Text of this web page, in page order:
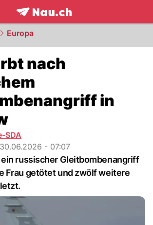
frontpage.NAU.ch
Europa
nach
in
SDA
30.06.2026 - 07:07
ein russischer Gleitbombenangriff
Frau getötet und zwölf weitere